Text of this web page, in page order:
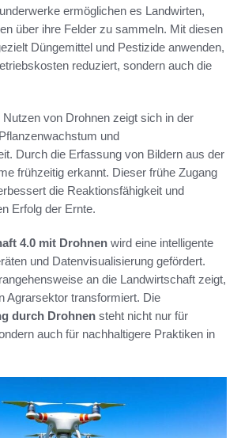
ermöglichen es Landwirten,
über ihre Felder zu sammeln. Mit diesen
Düngemittel und Pestizide anwenden,
reduziert, sondern auch die
Nutzen von Drohnen zeigt sich in der
und
Durch die Erfassung von Bildern aus der
frühzeitig erkannt. Dieser frühe Zugang
die Reaktionsfähigkeit und
Erfolg der Ernte.
4.0 mit Drohnen wird eine intelligente
und Datenvisualisierung gefördert.
an die Landwirtschaft zeigt,
Agrarsektor transformiert. Die
durch Drohnen steht nicht nur für
auch für nachhaltigere Praktiken in